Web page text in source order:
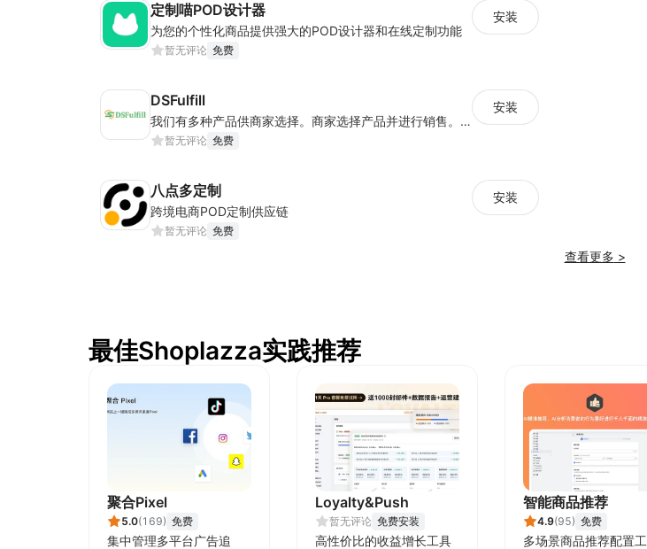
定制喵POD设计器
为您的个性化商品提供强大的POD设计器和在线定制功能
暂无评论 免费
安装
DSFulfill
我们有多种产品供商家选择。商家选择产品并进行销售。一旦有订单，我们将报价并发货。
暂无评论 免费
安装
八点多定制
跨境电商POD定制供应链
暂无评论 免费
安装
查看更多 >
最佳Shoplazza实践推荐
聚合Pixel
5.0(169) 免费
集中管理多平台广告追
Loyalty&Push
暂无评论 免费安装
高性价比的收益增长工具
智能商品推荐
4.9(95) 免费
多场景商品推荐配置工